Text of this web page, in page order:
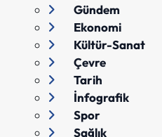
Gündem
Ekonomi
Kültür-Sanat
Çevre
Tarih
İnfografik
Spor
Sağlık